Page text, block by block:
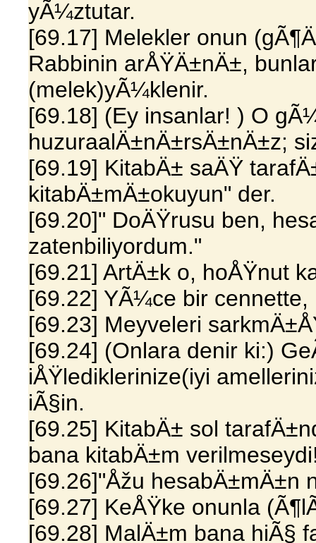
yÃ¼ztutar.
[69.17] Melekler onun
Rabbinin arÅŸÄ±nÄ±,
(melek)yÃ¼klenir.
[69.18] (Ey insanlar! ) O
huzuraalÄ±nÄ±rsÄ±nÄ±z;
[69.19] KitabÄ± saÄŸ
kitabÄ±mÄ±okuyun" der.
[69.20]" DoÄŸrusu ben,
zatenbiliyordum."
[69.21] ArtÄ±k o, hoÅŸnut
[69.22] YÃ¼ce bir cennette,
[69.23] Meyveleri
[69.24] (Onlara denir ki:)
iÅŸlediklerinize(iyi
iÃ§in.
[69.25] KitabÄ± sol
bana kitabÄ±m
[69.26]"Åžu hesabÄ±mÄ±n
[69.27] KeÅŸke onunla
[69.28] MalÄ±m bana hiÃ§